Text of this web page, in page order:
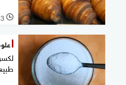
l 3 يونيو 2026